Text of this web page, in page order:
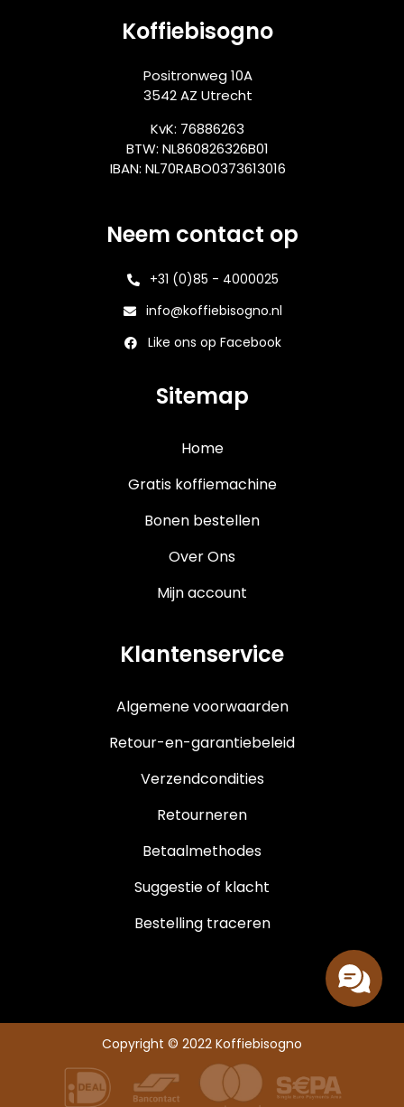
Koffiebisogno
Positronweg 10A
3542 AZ Utrecht
KvK: 76886263
BTW: NL860826326B01
IBAN: NL70RABO0373613016
Neem contact op
+31 (0)85 - 4000025
info@koffiebisogno.nl
Like ons op Facebook
Sitemap
Home
Gratis koffiemachine
Bonen bestellen
Over Ons
Mijn account
Klantenservice
Algemene voorwaarden
Retour-en-garantiebeleid
Verzendcondities
Retourneren
Betaalmethodes
Suggestie of klacht
Bestelling traceren
Copyright © 2022 Koffiebisogno